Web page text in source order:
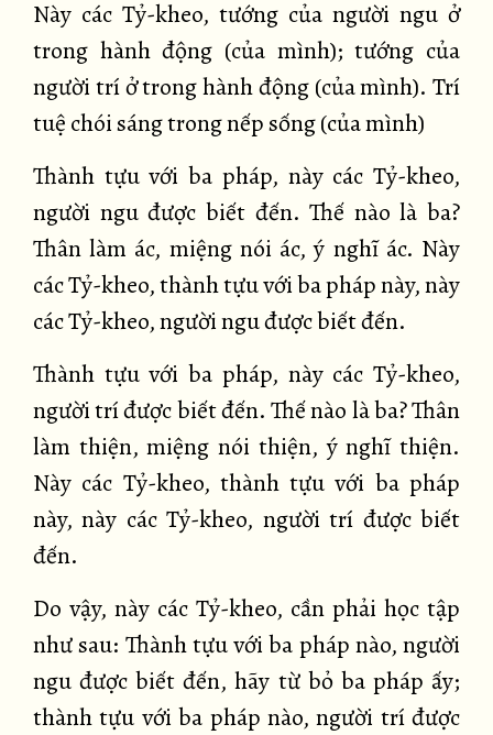
Này các Tỷ-kheo, tướng của người ngu ở
trong hành động (của mình); tướng của
người trí ở trong hành động (của mình). Trí
tuệ chói sáng trong nếp sống (của mình)
Thành tựu với ba pháp, này các Tỷ-kheo,
người ngu được biết đến. Thế nào là ba?
Thân làm ác, miệng nói ác, ý nghĩ ác. Này
các Tỷ-kheo, thành tựu với ba pháp này, này
các Tỷ-kheo, người ngu được biết đến.
Thành tựu với ba pháp, này các Tỷ-kheo,
người trí được biết đến. Thế nào là ba? Thân
làm thiện, miệng nói thiện, ý nghĩ thiện.
Này các Tỷ-kheo, thành tựu với ba pháp
này, này các Tỷ-kheo, người trí được biết
đến.
Do vậy, này các Tỷ-kheo, cần phải học tập
như sau: Thành tựu với ba pháp nào, người
ngu được biết đến, hãy từ bỏ ba pháp ấy;
thành tựu với ba pháp nào, người trí được